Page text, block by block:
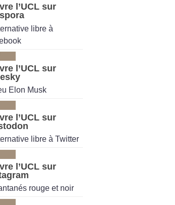
l’UCL sur
libre à
l’UCL sur
Elon Musk
l’UCL sur
libre à Twitter
l’UCL sur
rouge et noir